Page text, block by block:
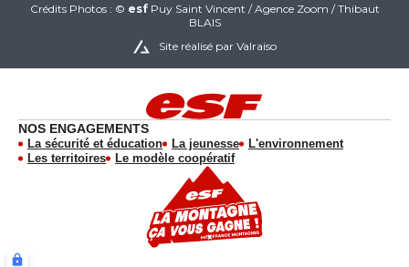
Crédits Photos : © esfPuy Saint Vincent / Agence Zoom / Thibaut
BLAIS
Site réalisé par Valraiso
NOS ENGAGEMENTS
La sécurité et éducation La jeunesse
L'environnement
Les territoires
Le modèle coopératif